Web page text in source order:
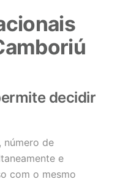
decidir
número de
e
com o mesmo